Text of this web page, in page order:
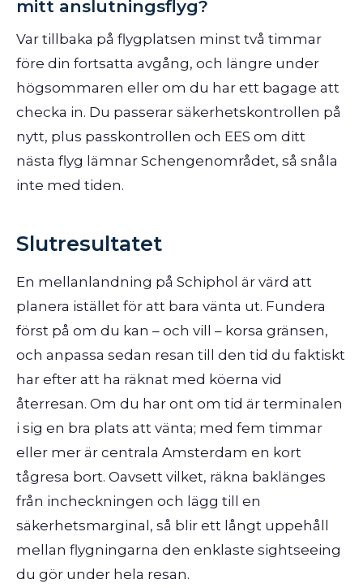
mitt anslutningsflyg?
Var tillbaka på flygplatsen minst två timmar
före din fortsatta avgång, och längre under
högsommaren eller om du har ett bagage att
checka in. Du passerar säkerhetskontrollen på
nytt, plus passkontrollen och EES om ditt
nästa flyg lämnar Schengenområdet, så snåla
inte med tiden.
Slutresultatet
En mellanlandning på Schiphol är värd att
planera istället för att bara vänta ut. Fundera
först på om du kan – och vill – korsa gränsen,
och anpassa sedan resan till den tid du faktiskt
har efter att ha räknat med köerna vid
återresan. Om du har ont om tid är terminalen
i sig en bra plats att vänta; med fem timmar
eller mer är centrala Amsterdam en kort
tågresa bort. Oavsett vilket, räkna baklänges
från incheckningen och lägg till en
säkerhetsmarginal, så blir ett långt uppehåll
mellan flygningarna den enklaste sightseeing
du gör under hela resan.